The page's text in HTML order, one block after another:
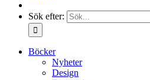
Sök efter:
Böcker
Nyheter
Design